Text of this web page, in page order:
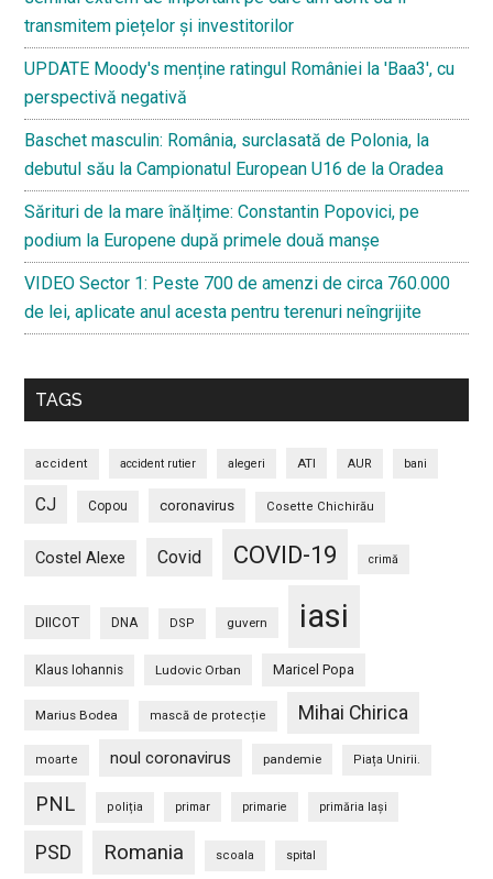
transmitem piețelor și investitorilor
UPDATE Moody's menține ratingul României la 'Baa3', cu
perspectivă negativă
Baschet masculin: România, surclasată de Polonia, la
debutul său la Campionatul European U16 de la Oradea
Sărituri de la mare înălțime: Constantin Popovici, pe
podium la Europene după primele două manșe
VIDEO Sector 1: Peste 700 de amenzi de circa 760.000
de lei, aplicate anul acesta pentru terenuri neîngrijite
TAGS
accident accident rutier alegeri ATI AUR bani
CJ Copou coronavirus Cosette Chichirău
Costel Alexe Covid COVID-19 crimă
DIICOT DNA DSP guvern iasi
Klaus Iohannis Ludovic Orban Maricel Popa
Marius Bodea mască de protecție Mihai Chirica
moarte noul coronavirus pandemie Piața Unirii.
PNL poliția primar primarie primăria Iași
PSD Romania scoala spital